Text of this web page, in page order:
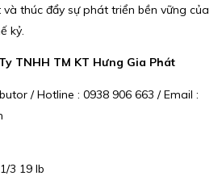
thúc đẩy sự phát triển bền vững của
kỷ.
TNHH TM KT Hưng Gia Phát
/ Hotline : 0938 906 663 / Email :
3 19 lb